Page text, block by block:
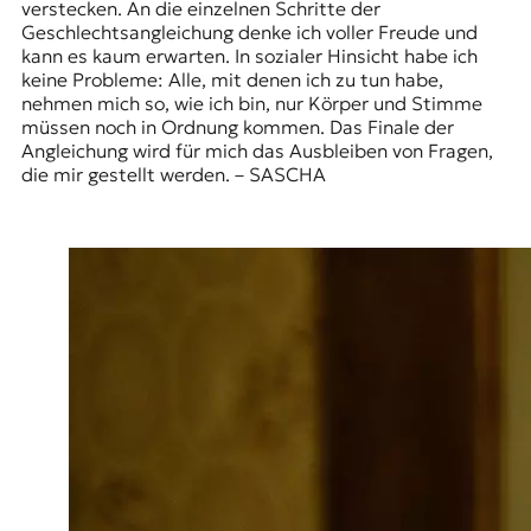
verstecken. An die einzelnen Schritte der
Geschlechtsangleichung denke ich voller Freude und
kann es kaum erwarten. In sozialer Hinsicht habe ich
keine Probleme: Alle, mit denen ich zu tun habe,
nehmen mich so, wie ich bin, nur Körper und Stimme
müssen noch in Ordnung kommen. Das Finale der
Angleichung wird für mich das Ausbleiben von Fragen,
die mir gestellt werden. – SASCHA